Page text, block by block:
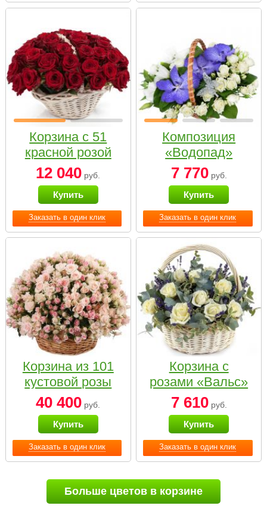
Заказать в один клик
Корзина с 51
красной розой
12 040 руб.
Купить
Заказать в один клик
Композиция
«Водопад»
7 770руб.
Купить
Заказать в один клик
Корзина из 101
кустовой розы
нежных тонов
40 400 руб.
Купить
Заказать в один клик
Корзина с
розами «Вальс»
7 610руб.
Купить
Больше цветов в корзине